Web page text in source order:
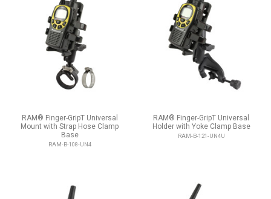
RAM® Finger-GripT Universal
Mount with Strap Hose Clamp
Base
RAM-B-108-UN4
RAM® Finger-GripT Universal
Holder with Yoke Clamp Base
RAM-B-121-UN4U